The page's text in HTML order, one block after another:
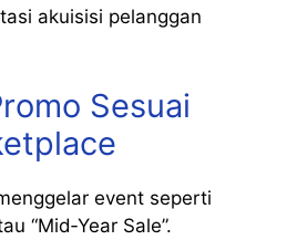
akuisisi pelanggan
Sesuai
event seperti
“Mid‑Year Sale”.